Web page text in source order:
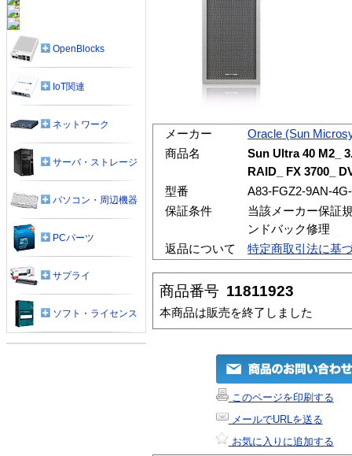
メーカー
Oracle (Sun
商品名
Sun Ultra 40 M2_
RAID_ FX 3700_
型番
A83-FGZ2-9AN-
保証条件
当該メーカー保証
ンドバック修理
返品について
特定商取引法に基
商品番号 11811923
本商品は販売を終了しました
このページを印刷する
メールでURLを送る
お気に入りに追加する
OpenBlocks
IoT関連
ネットワーク
サーバ・ストレージ
パソコン・周辺機器
PCパーツ
サプライ
ソフト・ライセンス